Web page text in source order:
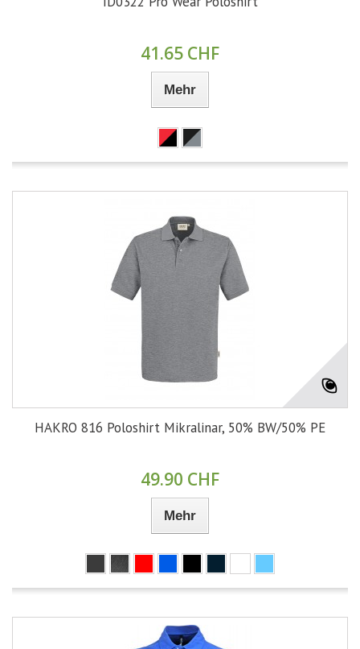
41.65 CHF
Mehr
HAKRO 816 Poloshirt Mikralinar, 50% BW/50% PE
49.90 CHF
Mehr